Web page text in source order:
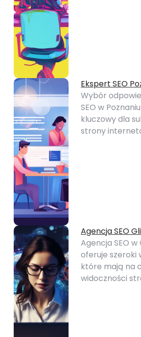
Ekspert SEO
Wybór
SEO w
kluczowy dla
strony
Agencja SEO
Agencja SEO
oferuje szeroki
które mają na
widoczności